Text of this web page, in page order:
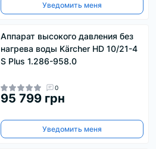
Уведомить меня
Аппарат высокого давления без
нагрева воды Kärcher HD 10/21-4
S Plus 1.286-958.0
0
95 799 грн
Уведомить меня